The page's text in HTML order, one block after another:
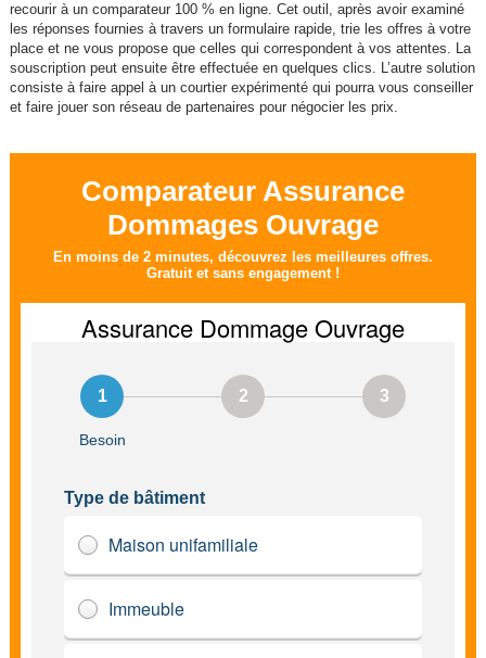
recourir à un comparateur 100 % en ligne. Cet outil, après avoir examiné
les réponses fournies à travers un formulaire rapide, trie les offres à votre
place et ne vous propose que celles qui correspondent à vos attentes. La
souscription peut ensuite être effectuée en quelques clics. L’autre solution
consiste à faire appel à un courtier expérimenté qui pourra vous conseiller
et faire jouer son réseau de partenaires pour négocier les prix.
Comparateur Assurance
Dommages Ouvrage
En moins de 2 minutes, découvrez les meilleures offres.
Gratuit et sans engagement !